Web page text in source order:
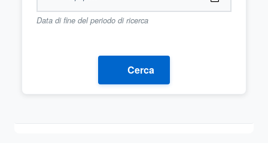
Data di fine del periodo di ricerca
Cerca